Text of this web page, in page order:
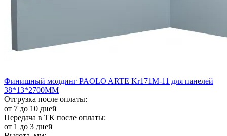
Финишный молдинг PAOLO ARTE Kr171M-11 для панелей
38*13*2700ММ
Отгрузка после оплаты:
от 7 до 10 дней
Передача в ТК после оплаты:
от 1 до 3 дней